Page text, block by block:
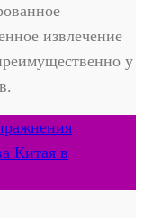
извлечение
у